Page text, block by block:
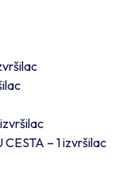
– 1 izvršilac